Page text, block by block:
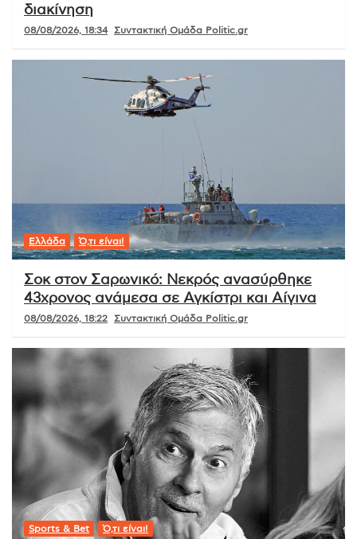
διακίνηση
08/08/2026, 18:34 Συντακτική Ομάδα Politic.gr
Ελλάδα Ό,τι είναι!
Σοκ στον Σαρωνικό: Νεκρός ανασύρθηκε
43χρονος ανάμεσα σε Αγκίστρι και Αίγινα
08/08/2026, 18:22 Συντακτική Ομάδα Politic.gr
Sports & Bet Ό,τι είναι!